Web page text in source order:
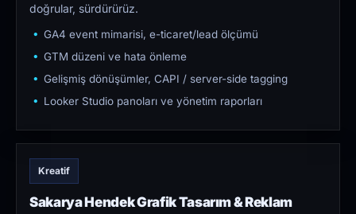
doğrular, sürdürürüz.
GA4 event mimarisi, e-ticaret/lead ölçümü
GTM düzeni ve hata önleme
Gelişmiş dönüşümler, CAPI / server-side tagging
Looker Studio panoları ve yönetim raporları
Kreatif
Sakarya Hendek Grafik Tasarım & Reklam